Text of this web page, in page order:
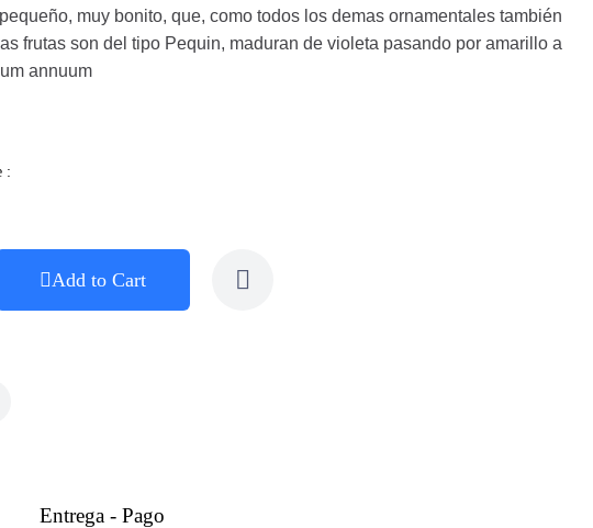
muy bonito, que, como todos los demas ornamentales también
frutas son del tipo Pequin, maduran de violeta pasando por amarillo a
annuum
:
Add to Cart
Entrega - Pago